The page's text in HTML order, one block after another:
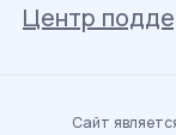
Центр
Сайт